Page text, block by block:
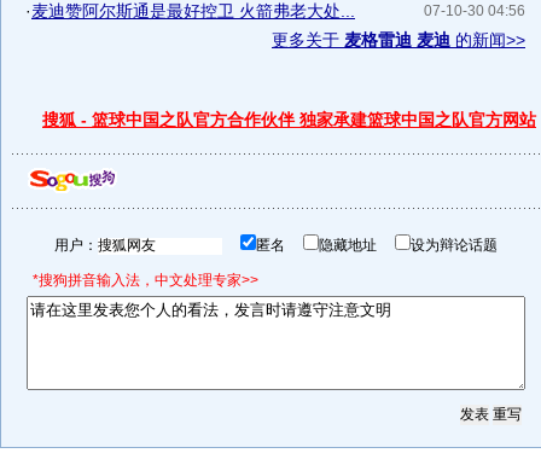
07-10-30 04:56
·麦迪赞阿尔斯通是最好控卫 火箭弗老大处...
更多关于 麦格雷迪 麦迪 的新闻>>
搜狐 - 篮球中国之队官方合作伙伴 独家承建篮球中国之队官方网站
用户： 匿名 隐藏地址 设为辩论话题
*搜狗拼音输入法，中文处理专家>>